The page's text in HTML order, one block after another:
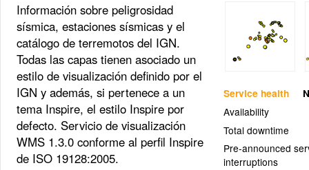
Service health
Availability
Total downtime
Pre-announced
interruptions
Información sobre peligrosidad
sísmica, estaciones sísmicas y el
catálogo de terremotos del IGN.
Todas las capas tienen asociado un
estilo de visualización definido por el
IGN y además, si pertenece a un
tema Inspire, el estilo Inspire por
defecto. Servicio de visualización
WMS 1.3.0 conforme al perfil Inspire
de ISO 19128:2005.